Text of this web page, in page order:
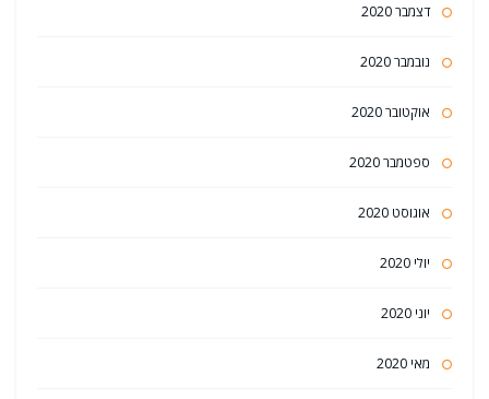
דצמבר 2020
נובמבר 2020
אוקטובר 2020
ספטמבר 2020
אוגוסט 2020
יולי 2020
יוני 2020
מאי 2020